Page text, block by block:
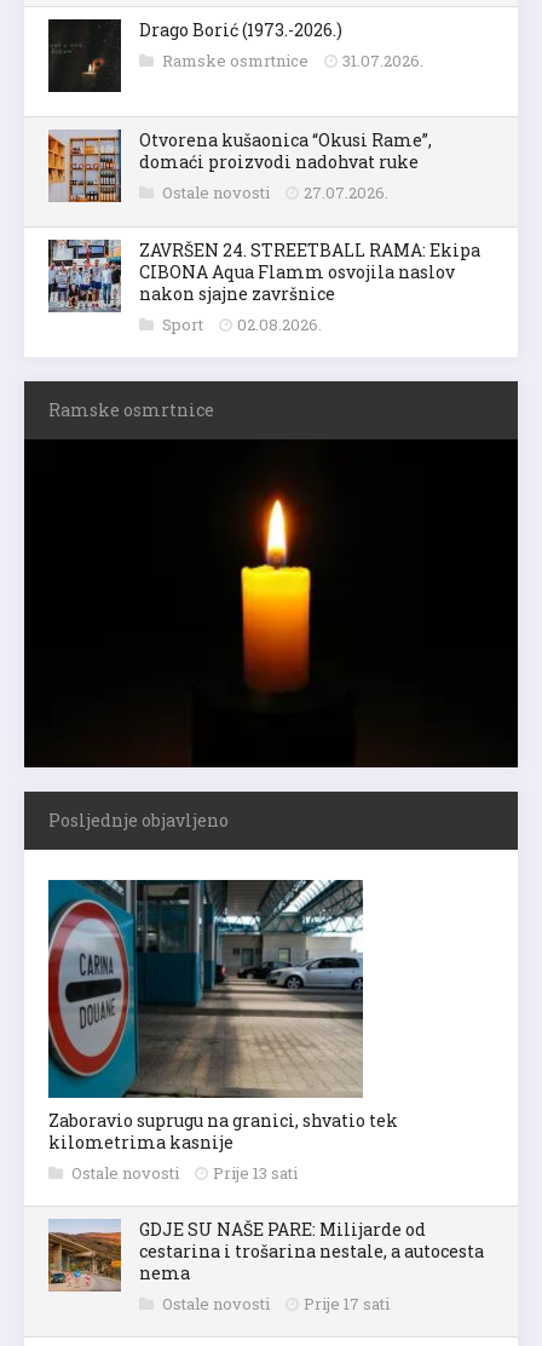
Drago Borić (1973.-2026.)
Ramske osmrtnice 31.07.2026.
Otvorena kušaonica “Okusi Rame”,
domaći proizvodi nadohvat ruke
Ostale novosti 27.07.2026.
ZAVRŠEN 24. STREETBALL RAMA: Ekipa
CIBONA Aqua Flamm osvojila naslov
nakon sjajne završnice
Sport 02.08.2026.
Ramske osmrtnice
Posljednje objavljeno
Zaboravio suprugu na granici, shvatio tek
kilometrima kasnije
Ostale novosti Prije 13 sati
GDJE SU NAŠE PARE: Milijarde od
cestarina i trošarina nestale, a autocesta
nema
Ostale novosti Prije 17 sati